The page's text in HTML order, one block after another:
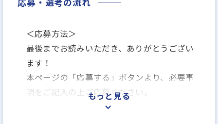
＜応募方法＞
最後までお読みいただき、ありがとうござい
ます！
本ページの「応募する」ボタンより、必要事
項をご記入の上ご応募ください。
もっと見る